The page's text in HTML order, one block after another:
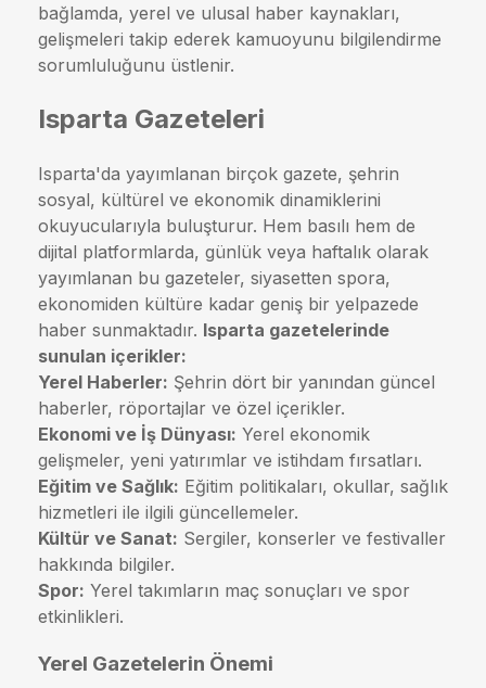
bağlamda, yerel ve ulusal haber kaynakları,
gelişmeleri takip ederek kamuoyunu bilgilendirme
sorumluluğunu üstlenir.
Isparta Gazeteleri
Isparta'da yayımlanan birçok gazete, şehrin
sosyal, kültürel ve ekonomik dinamiklerini
okuyucularıyla buluşturur. Hem basılı hem de
dijital platformlarda, günlük veya haftalık olarak
yayımlanan bu gazeteler, siyasetten spora,
ekonomiden kültüre kadar geniş bir yelpazede
haber sunmaktadır. Isparta gazetelerinde
sunulan içerikler:
Yerel Haberler: Şehrin dört bir yanından güncel
haberler, röportajlar ve özel içerikler.
Ekonomi ve İş Dünyası: Yerel ekonomik
gelişmeler, yeni yatırımlar ve istihdam fırsatları.
Eğitim ve Sağlık: Eğitim politikaları, okullar, sağlık
hizmetleri ile ilgili güncellemeler.
Kültür ve Sanat: Sergiler, konserler ve festivaller
hakkında bilgiler.
Spor: Yerel takımların maç sonuçları ve spor
etkinlikleri.
Yerel Gazetelerin Önemi